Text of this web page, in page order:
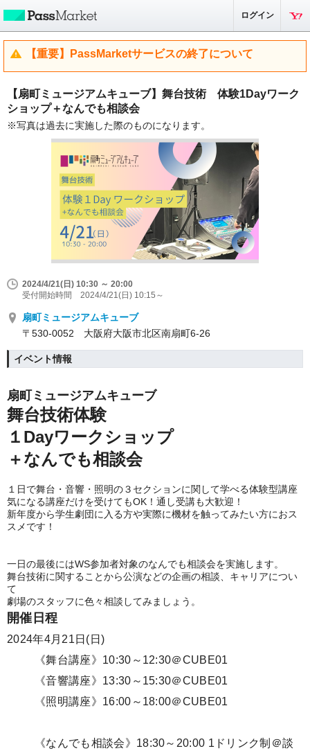
ログイン
【重要】PassMarketサービスの終了について
【扇町ミュージアムキューブ】舞台技術 体験1Dayワーク
ショップ＋なんでも相談会
※写真は過去に実施した際のものになります。
2024/4/21(日) 10:30 ～ 20:00
受付開始時間 2024/4/21(日) 10:15～
扇町ミュージアムキューブ
〒530-0052 大阪府大阪市北区南扇町6-26
イベント情報
扇町ミュージアムキューブ
舞台技術体験
１Dayワークショップ
＋なんでも相談会
１日で舞台・音響・照明の３セクションに関して学べる体験型講座
気になる講座だけを受けてもOK！通し受講も大歓迎！
新年度から学生劇団に入る方や実際に機材を触ってみたい方におス
スメです！
一日の最後にはWS参加者対象のなんでも相談会を実施します。
舞台技術に関することから公演などの企画の相談、キャリアについ
て
劇場のスタッフに色々相談してみましょう。
開催日程
2024年4月21日(日)
《舞台講座》10:30～12:30＠CUBE01
《音響講座》13:30～15:30＠CUBE01
《照明講座》16:00～18:00＠CUBE01
《なんでも相談会》 18:30～20:00 1ドリンク制＠談